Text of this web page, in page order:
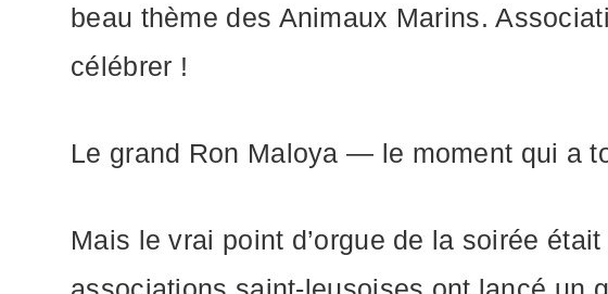
beau thème des Animaux Marins.
célébrer !
Le grand Ron Maloya — le moment qui a
Mais le vrai point d’orgue de la soirée